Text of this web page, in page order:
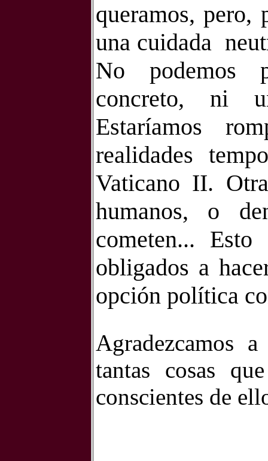
queramos, pero,
una cuidada
No podemos
concreto, ni
Estaríamos
realidades
Vaticano II.
humanos, o
cometen... Esto
obligados a
opción política
Agradezcamos
tantas cosas
conscientes de